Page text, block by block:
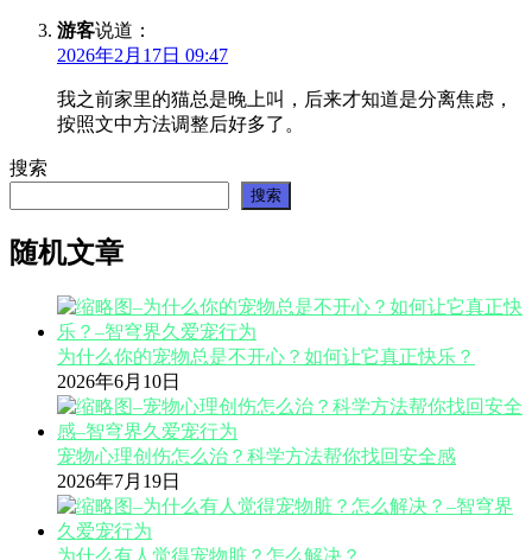
游客说道：
2026年2月17日 09:47
我之前家里的猫总是晚上叫，后来才知道是分离焦虑，
按照文中方法调整后好多了。
搜索
搜索
随机文章
为什么你的宠物总是不开心？如何让它真正快乐？
2026年6月10日
宠物心理创伤怎么治？科学方法帮你找回安全感
2026年7月19日